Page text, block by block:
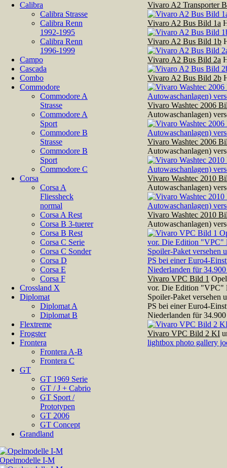
Calibra
Calibra Strasse
Calibra Renn
1992-1995
Calibra Renn
1996-1999
Campo
Cascada
Combo
Commodore
Commodore A
Strasse
Commodore A
Sport
Commodore B
Strasse
Commodore B
Sport
Commodore C
Corsa
Corsa A
Fliessheck
normal
Corsa A Rest
Corsa B 3-tuerer
Corsa B Rest
Corsa C Serie
Corsa C Sonder
Corsa D
Corsa E
Corsa F
Crossland X
Diplomat
Diplomat A
Diplomat B
Flextreme
Frogster
Frontera
Frontera A-B
Frontera C
GT
GT 1969 Serie
GT / J + Cabrio
GT Sport /
Prototypen
GT 2006
GT Concept
Grandland
Vivaro A2 Transporter
Vivaro A2 Bus Bild 1a
Vivaro A2 Bus Bild 1b
Vivaro A2 Bus Bild 2a
Vivaro A2 Bus Bild 2b
Vivaro Washtec 2006
Autowaschanlagen)
Vivaro Washtec 2006
Autowaschanlagen)
Vivaro Washtec 2010
Autowaschanlagen)
Vivaro Washtec 2010
Autowaschanlagen)
Vivaro VPC Bild 1
vor. Die Edition "VPC"
Spoiler-Paket versehen
PS bei einer Euro4-
Niederlanden für
Vivaro VPC Bild 2 KI
lightbox photo gallery